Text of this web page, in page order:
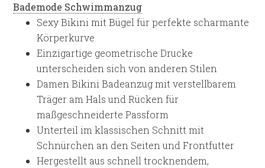
Bademode Schwimmanzug
Sexy Bikini mit Bügel für perfekte scharmante
Körperkurve
Einzigartige geometrische Drucke
unterscheiden sich von anderen Stilen
Damen Bikini Badeanzug mit verstellbarem
Träger am Hals und Rücken für
maßgeschneiderte Passform
Unterteil im klassischen Schnitt mit
Schnürchen an den Seiten und Frontfutter
Hergestellt aus schnell trocknendem,